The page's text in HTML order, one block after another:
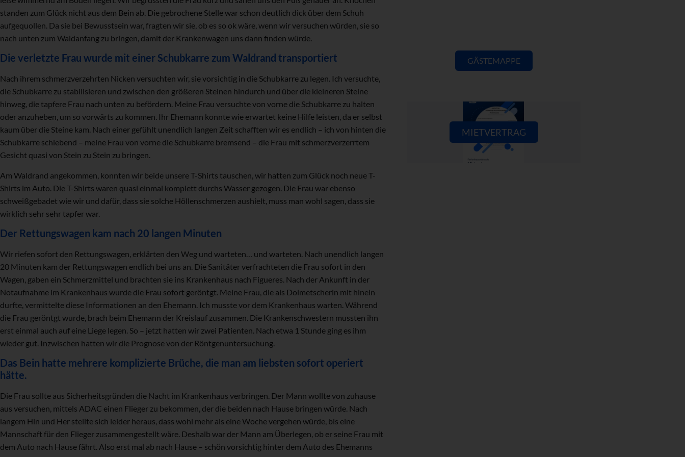
standen zum Glück nicht aus dem Bein ab. Die gebrochene Stelle war schon deutlich dick über dem Schuh
aufgequollen. Da sie bei Bewusstsein war, fragten wir sie, ob es so ok wäre, wenn wir versuchen würden, sie so
nach unten zum Waldanfang zu bringen, damit der Krankenwagen uns dann finden würde.
Die verletzte Frau wurde mit einer Schubkarre zum Waldrand transportiert
Nach ihrem schmerzverzehrten Nicken versuchten wir, sie vorsichtig in die Schubkarre zu legen. Ich versuchte,
die Schubkarre zu stabilisieren und zwischen den größeren Steinen hindurch und über die kleineren Steine
hinweg, die tapfere Frau nach unten zu befördern. Meine Frau versuchte von vorne die Schubkarre zu halten
oder anzuheben, um so vorwärts zu kommen. Ihr Ehemann konnte wie erwartet keine Hilfe leisten, da er selbst
kaum über die Steine kam. Nach einer gefühlt unendlich langen Zeit schafften wir es endlich – ich von hinten die
Schubkarre schiebend – meine Frau von vorne die Schubkarre bremsend – die Frau mit schmerzverzerrtem
Gesicht quasi von Stein zu Stein zu bringen.
Am Waldrand angekommen, konnten wir beide unsere T-Shirts tauschen, wir hatten zum Glück noch neue T-
Shirts im Auto. Die T-Shirts waren quasi einmal komplett durchs Wasser gezogen. Die Frau war ebenso
schweißgebadet wie wir und dafür, dass sie solche Höllenschmerzen aushielt, muss man wohl sagen, dass sie
wirklich sehr sehr tapfer war.
Der Rettungswagen kam nach 20 langen Minuten
Wir riefen sofort den Rettungswagen, erklärten den Weg und warteten… und warteten. Nach unendlich langen
20 Minuten kam der Rettungswagen endlich bei uns an. Die Sanitäter verfrachteten die Frau sofort in den
Wagen, gaben ein Schmerzmittel und brachten sie ins Krankenhaus nach Figueres. Nach der Ankunft in der
Notaufnahme im Krankenhaus wurde die Frau sofort geröntgt. Meine Frau, die als Dolmetscherin mit hinein
durfte, vermittelte diese Informationen an den Ehemann. Ich musste vor dem Krankenhaus warten. Während
die Frau geröntgt wurde, brach beim Ehemann der Kreislauf zusammen. Die Krankenschwestern mussten ihn
erst einmal auch auf eine Liege legen. So – jetzt hatten wir zwei Patienten. Nach etwa 1 Stunde ging es ihm
wieder gut. Inzwischen hatten wir die Prognose von der Röntgenuntersuchung.
Das Bein hatte mehrere komplizierte Brüche, die man am liebsten sofort operiert
hätte.
Die Frau sollte aus Sicherheitsgründen die Nacht im Krankenhaus verbringen. Der Mann wollte von zuhause
aus versuchen, mittels ADAC einen Flieger zu bekommen, der die beiden nach Hause bringen würde. Nach
langem Hin und Her stellte sich leider heraus, dass wohl mehr als eine Woche vergehen würde, bis eine
Mannschaft für den Flieger zusammengestellt wäre. Deshalb war der Mann am Überlegen, ob er seine Frau mit
dem Auto nach Hause fährt. Also erst mal ab nach Hause – schön vorsichtig hinter dem Auto des Ehemanns
GÄSTEMAPPE
MIETVERTRAG